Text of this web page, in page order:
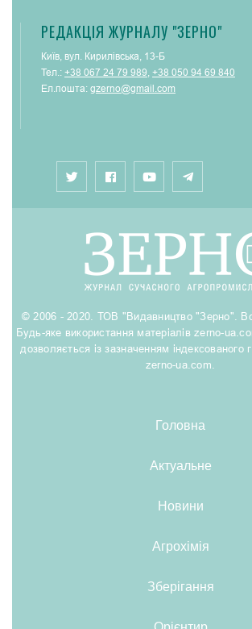
РЕДАКЦІЯ ЖУРНАЛУ "ЗЕРНО"
Київ, вул. Кирилівська, 13-Б
Тел.: +38 067 24 79 989, +38 050 94 69 840
Ел.пошта: gzerno@gmail.com
© 2006 - 2020. ТОВ "Видавництво "Зерно".
Будь-яке використання матеріалів zerno-
дозволяється із зазначенням індексованого
zerno-ua.com.
Головна
Актуальне
Новини
Агрохімія
Зберігання